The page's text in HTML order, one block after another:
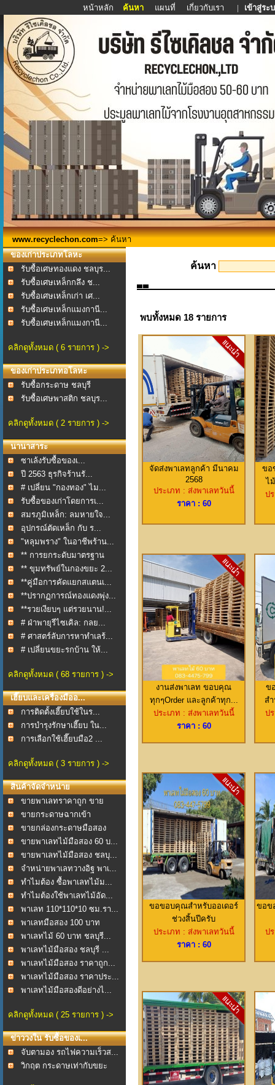
หน้าหลัก ค้นหา แผนที่ เกี่ยวกับเรา | เข้าสู่ระ
www.recyclechon.com=> ค้นหา
ของเก่าประเภทโลหะ
รับซื้อเศษทองแดง ชลบุร...
รับซื้อเศษเหล็กกลึง ช...
รับซื้อเศษเหล็กเก่า เศ...
รับซื้อเศษเหล็กแมงกานี...
รับซื้อเศษเหล็กแมงกานี...
คลิกดูทั้งหมด ( 6 รายการ ) ->
ของเก่าประเภทอโลหะ
รับซื้อกระดาษ ชลบุรี
รับซื้อเศษพาสติก ชลบุร...
คลิกดูทั้งหมด ( 2 รายการ ) ->
นานาสาระ
ซาเล้งรับซื้อของเ...
ปี 2563 ธุรกิจร้านรั...
# เปลี่ยน "กองทอง" ไม...
รับซื้อของเก่าโดยการเ...
สมรภูมิเหล็ก: ลมหายใจ...
อุปกรณ์ตัดเหล็ก กับ ร...
"หลุมพราง" ในอาชีพร้าน...
** การยกระดับมาตรฐาน
กา...
** ขุมทรัพย์ในกองขยะ 2...
**คู่มือการคัดแยกสแตนเ...
**ปรากฏการณ์ทองแดงพุ่ง...
**รวยเงียบๆ แต่รวยนาน!...
# ฝ่าพายุรีไซเคิล: กลย...
# ศาสตร์ลับการหาทำเลร้...
# เปลี่ยนขยะรกบ้าน ให้...
คลิกดูทั้งหมด ( 68 รายการ ) ->
เฮี๊ยบและเครื่องมืออ...
การติดตั้งเฮี๊ยบใช้ในร...
การบำรุงรักษาเฮี๊ยบ ใน...
การเลือกใช้เฮี๊ยบมือ2 ...
คลิกดูทั้งหมด ( 3 รายการ ) ->
สินค้าจัดจำหน่าย
ขายพาเลทราคาถูก ขาย
พา... ขายกระดาษฉากเข้า
มุมCor...ขายกล่องกระดาษมือสอง
ช...
ขายพาเลทไม้มือสอง 60 บ...
ขายพาเลทไม้มือสอง ชลบุ...
จำหน่ายพาเลทวางอิฐ พาเ...
ทำไมต้อง ซื้อพาเลทไม้ม...
ทำไมต้องใช้พาเลทไม้อัด...
พาเลท 110*110*10 ซม.รา...
พาเลทมือสอง 100 บาท
พาเลทไม้ 60 บาท ชลบุรี...
พาเลทไม้มือสอง ชลบุรี ...
พาเลทไม้มือสอง ราคาถูก...
พาเลทไม้มือสอง ราคาประ...
พาเลทไม้มือสองดีอย่างไ...
คลิกดูทั้งหมด ( 25 รายการ ) ->
ข่าววงใน รับซื้อของเ...
จับตามอง รถไฟความเร็วส...
วิกฤต กระดาษเท่ากับขยะ
ค้นหา
พบทั้งหมด 18 รายการ
จัดส่งพาเลทลูกค้า มีนาคม
2568
ประเภท : ส่งพาเลทวันนี้
ราคา : 60
ขอ
ไ
ป
งานส่งพาเลท ขอบคุณ
ทุกๆOrder และลูกค้าทุก...
ประเภท : ส่งพาเลทวันนี้
ราคา : 60
ข
ส
ป
ขอขอบคุณสำหรับออเดอร์
ช่วงสิ้นปีครับ
ประเภท : ส่งพาเลทวันนี้
ราคา : 60
ขอข
ป